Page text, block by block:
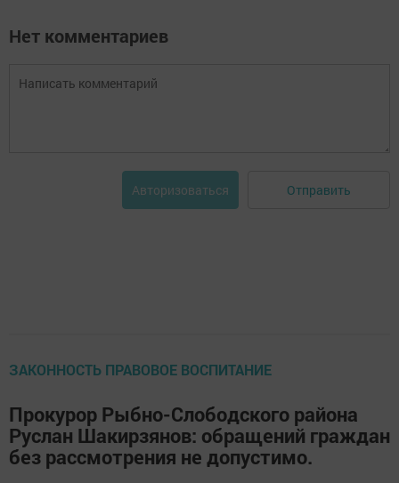
Нет комментариев
Авторизоваться Отправить
ЗАКОННОСТЬ ПРАВОВОЕ ВОСПИТАНИЕ
Прокурор Рыбно-Слободского района
Руслан Шакирзянов: обращений граждан
без рассмотрения не допустимо.